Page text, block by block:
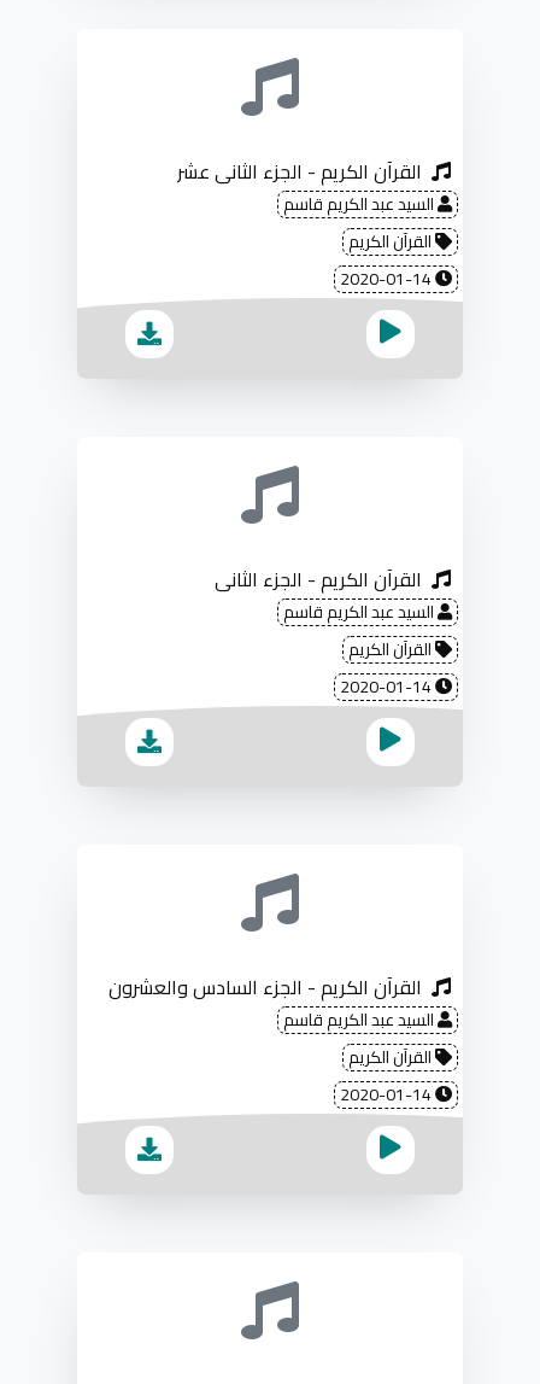
القرآن الكريم - الجزء الثاني عشر
السيد عبد الكريم قاسم
القرآن الكريم
القرآن الكريم - الجزء الثاني
السيد عبد الكريم قاسم
القرآن الكريم
القرآن الكريم - الجزء السادس والعشرون
السيد عبد الكريم قاسم
القرآن الكريم